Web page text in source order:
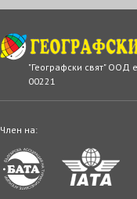
"Географски свят" ООД
00221
Член на: